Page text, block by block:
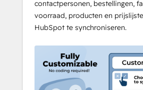
contactpersonen, bestellingen,
voorraad, producten en
HubSpot te synchroniseren.